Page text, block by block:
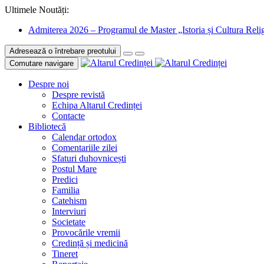
Ultimele Noutăți:
Admiterea 2026 – Programul de Master „Istoria și Cultura
Adresează o întrebare preotului
Comutare navigare
Despre noi
Despre revistă
Echipa Altarul Credinței
Contacte
Bibliotecă
Calendar ortodox
Comentariile zilei
Sfaturi duhovnicești
Postul Mare
Predici
Familia
Catehism
Interviuri
Societate
Provocările vremii
Credință și medicină
Tineret